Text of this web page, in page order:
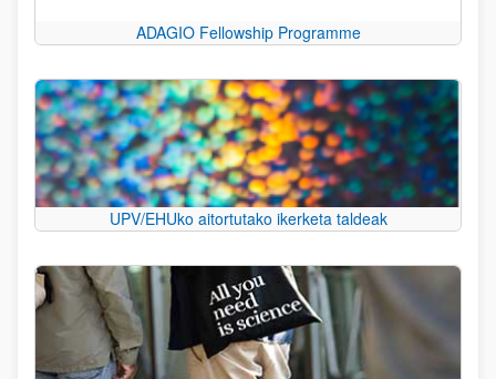
ADAGIO Fellowship Programme
UPV/EHUko aitortutako ikerketa taldeak